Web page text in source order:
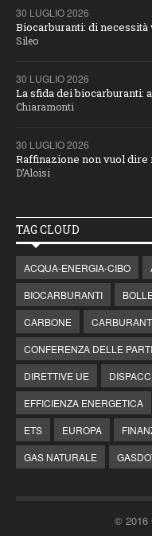
30 LUGLIO 2026
Biocarburanti: di
Sileo
30 LUGLIO 2026
La sfida dei biocarburanti:
Chiaramonti
30 LUGLIO 2026
Raffinazione non vuol dire
D’Aloisi
TAG CLOUD
ACQUA-ENERGIA-CIBO
BIOCARBURANTI
CARBONE
CONFERENZA DELLE PARTI
DIRETTIVE UE
EFFICIENZA ENERGETICA
ETS
EUROPA
GAS NATURALE
© 2016